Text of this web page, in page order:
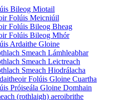
Bileog Miotail
Folúis Meicniúil
Folúis Bileog Bheag
Folúis Bileog Mhór
Ardaithe Gloine
Smeach Lámhleabhar
Smeach Leictreach
Smeach Hiodrálacha
Folúis Gloine Cuartha
Próiseála Gloine Domhain
(rothlaigh) aeroibrithe